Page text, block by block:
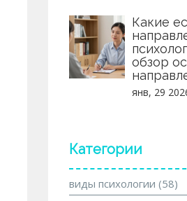
Какие
обзор
янв, 29
Категории
виды психологии (58)